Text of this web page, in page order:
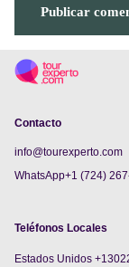
Contacto
info@tourexperto.com
WhatsApp+1 (724)
Teléfonos Locales
Estados Unidos